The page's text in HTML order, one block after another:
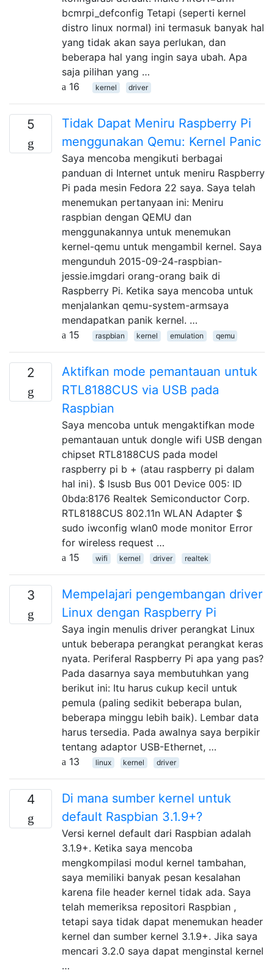
bcmrpi_defconfig Tetapi (seperti kernel
distro linux normal) ini termasuk banyak hal
yang tidak akan saya perlukan, dan
beberapa hal yang ingin saya ubah. Apa
saja pilihan yang …
16
kernel driver
5
Tidak Dapat Meniru Raspberry Pi
menggunakan Qemu: Kernel Panic
Saya mencoba mengikuti berbagai
panduan di Internet untuk meniru Raspberry
Pi pada mesin Fedora 22 saya. Saya telah
menemukan pertanyaan ini: Meniru
raspbian dengan QEMU dan
menggunakannya untuk menemukan
kernel-qemu untuk mengambil kernel. Saya
mengunduh 2015-09-24-raspbian-
jessie.imgdari orang-orang baik di
Raspberry Pi. Ketika saya mencoba untuk
menjalankan qemu-system-armsaya
mendapatkan panik kernel. …
15
raspbian kernel emulation qemu
2
Aktifkan mode pemantauan untuk
RTL8188CUS via USB pada
Raspbian
Saya mencoba untuk mengaktifkan mode
pemantauan untuk dongle wifi USB dengan
chipset RTL8188CUS pada model
raspberry pi b + (atau raspberry pi dalam
hal ini). $ lsusb Bus 001 Device 005: ID
0bda:8176 Realtek Semiconductor Corp.
RTL8188CUS 802.11n WLAN Adapter $
sudo iwconfig wlan0 mode monitor Error
for wireless request …
15
wifi kernel driver realtek
3
Mempelajari pengembangan driver
Linux dengan Raspberry Pi
Saya ingin menulis driver perangkat Linux
untuk beberapa perangkat perangkat keras
nyata. Periferal Raspberry Pi apa yang pas?
Pada dasarnya saya membutuhkan yang
berikut ini: Itu harus cukup kecil untuk
pemula (paling sedikit beberapa bulan,
beberapa minggu lebih baik). Lembar data
harus tersedia. Pada awalnya saya berpikir
tentang adaptor USB-Ethernet, …
13
linux kernel driver
4
Di mana sumber kernel untuk
default Raspbian 3.1.9+?
Versi kernel default dari Raspbian adalah
3.1.9+. Ketika saya mencoba
mengkompilasi modul kernel tambahan,
saya memiliki banyak pesan kesalahan
karena file header kernel tidak ada. Saya
telah memeriksa repositori Raspbian ,
tetapi saya tidak dapat menemukan header
kernel dan sumber kernel 3.1.9+. Jika saya
mencari 3.2.0 saya dapat menginstal kernel
…